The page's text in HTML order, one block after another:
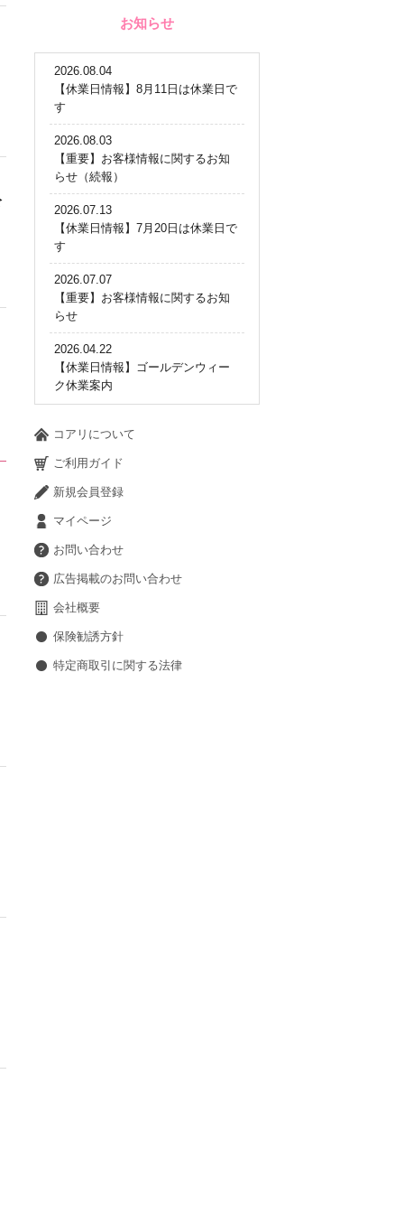
お知らせ
2026.08.04
【休業日情報】8月11日は休業日で
す
2026.08.03
【重要】お客様情報に関するお知
らせ（続報）
2026.07.13
【休業日情報】7月20日は休業日で
す
2026.07.07
【重要】お客様情報に関するお知
らせ
2026.04.22
【休業日情報】ゴールデンウィー
ク休業案内
コアリについて
ご利用ガイド
新規会員登録
マイページ
お問い合わせ
広告掲載のお問い合わせ
会社概要
保険勧誘方針
特定商取引に関する法律